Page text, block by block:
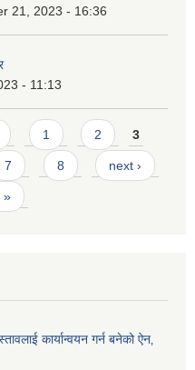
21, 2023 - 16:36
- 11:13
1 2 3
7 8 next ›
»
कार्यान्वयन गर्न बनेको ऐन‚